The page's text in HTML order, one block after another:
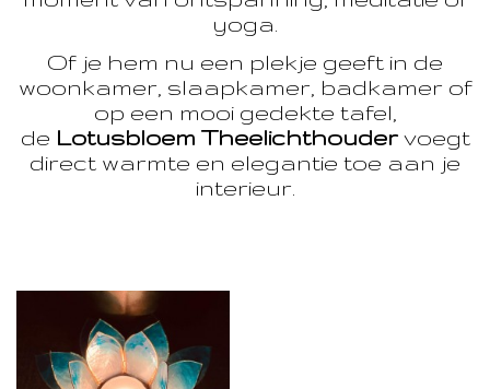
yoga.
Of je hem nu een plekje geeft in de
woonkamer, slaapkamer, badkamer of
op een mooi gedekte tafel,
de Lotusbloem Theelichthoudervoegt
direct warmte en elegantie toe aan je
interieur.